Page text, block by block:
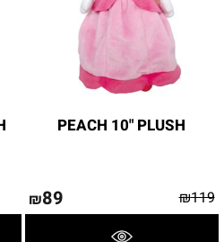
PEACH 10" PLUSH
₪119
₪89